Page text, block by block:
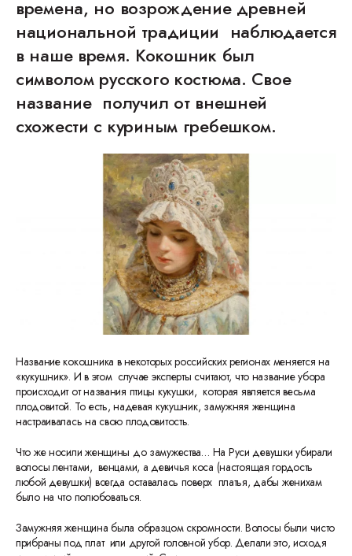
времена, но возрождение древней
национальной традиции наблюдается
в наше время. Кокошник был
символом русского костюма. Свое
название получил от внешней
схожести с куриным гребешком.
Название кокошника в некоторых российских регионах меняется на
«кукушник». И в этом случае эксперты считают, что название убора
происходит от названия птицы кукушки, которая является весьма
плодовитой. То есть, надевая кукушник, замужняя женщина
настраивалась на свою плодовитость.
Что же носили женщины до замужества… На Руси девушки убирали
волосы лентами, венцами, а девичья коса (настоящая гордость
любой девушки) всегда оставалась поверх платья, дабы женихам
было на что полюбоваться.
Замужняя женщина была образцом скромности. Волосы были чисто
прибраны под плат или другой головной убор. Делали это, исходя